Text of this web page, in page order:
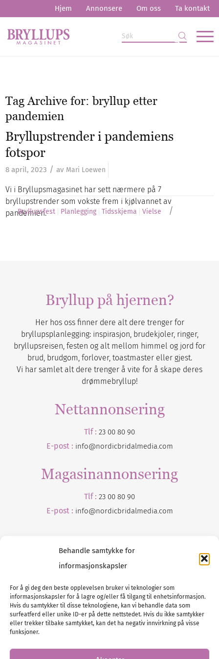
Behandle samtykke for
informasjonskapsler
For å gi deg den beste opplevelsen bruker vi teknologier som
informasjonskapsler for å lagre og/eller få tilgang til enhetsinformasjon.
Hvis du samtykker til disse teknologiene, kan vi behandle data som
surfeatferd eller unike ID-er på dette nettstedet. Hvis du ikke samtykker
eller trekker tilbake samtykket, kan det ha negativ innvirkning på visse
funksjoner.
Hjem Annonsere Om oss Ta kontakt
Tag Archive for:bryllup etter
pandemien
Bryllupstrender i pandemiens
fotspor
8 april, 2023 / av Mari Loewen
Vi i Bryllupsmagasinet har sett nærmere på 7
bryllupstrender som vokste frem i kjølvannet av
pandemien.
Bryllupsfest Planlegging Tidsskjema Vielse /
Bryllup på hjernen?
Her hos oss finner dere alt dere trenger for
bryllupsplanlegging: inspirasjon, brudekjoler, ringer,
bryllupsreisen, festen og alt mellom himmel og jord for
brud, brudgom, forlover, toastmaster eller gjest.
Vi har samlet alt dere trenger å vite for å skape deres
drømmebryllup!
Nettannonsering
Tlf : 23 00 80 90
E-post : info@nordicbridalmedia.com
Magasinannonsering
Tlf : 23 00 80 90
E-post : info@nordicbridalmedia.com
Tlf :23 00 80 90
E-post :info@ nordicbridalmedia.com